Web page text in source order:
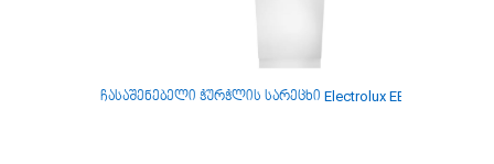
ჩასაშენებელი ჭურჭლის სარეცხი Electrolux EES47320L